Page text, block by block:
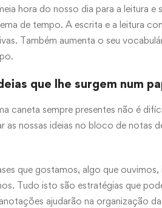
hora do nosso dia para a leitura
de tempo. A escrita e a leitura
Também aumenta o seu
que lhe surgem num
caneta sempre presentes não é
as nossas ideias no bloco de
que gostamos, algo que
Tudo isto são estratégias que
ajudarão na organização